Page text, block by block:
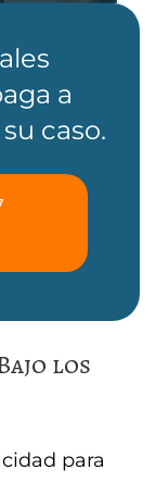
a
caso.
los
para